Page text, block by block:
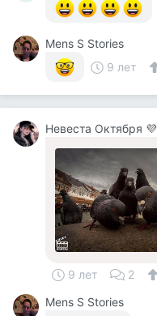
Mens S Stories
9 лет
Невеста Октября 💜
9 лет 2
Mens S Stories